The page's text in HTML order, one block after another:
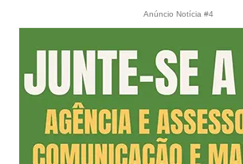
Anúncio Notícia #4